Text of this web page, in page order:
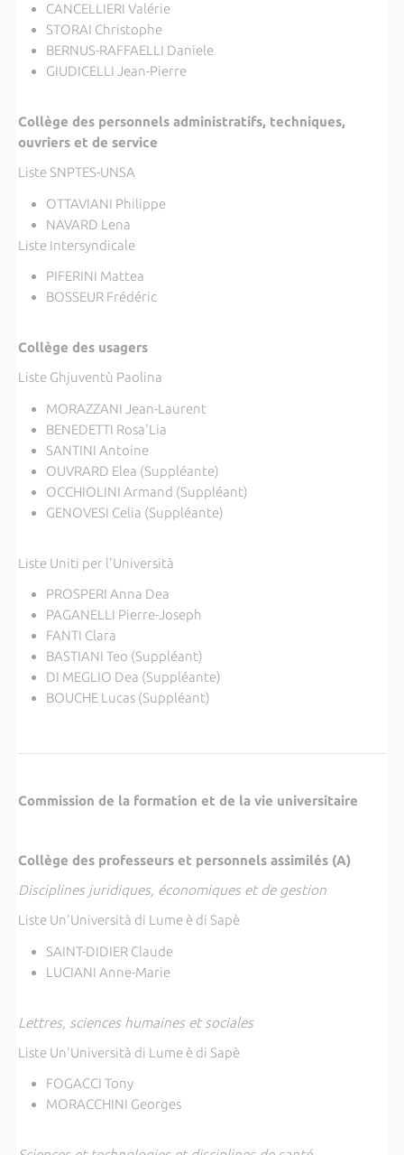
CANCELLIERI Valérie
STORAI Christophe
BERNUS-RAFFAELLI Daniele
GIUDICELLI Jean-Pierre
Collège des personnels administratifs, techniques,
ouvriers et de service
Liste SNPTES-UNSA
OTTAVIANI Philippe
NAVARD Lena
Liste Intersyndicale
PIFERINI Mattea
BOSSEUR Frédéric
Collège des usagers
Liste Ghjuventù Paolina
MORAZZANI Jean-Laurent
BENEDETTI Rosa'Lia
SANTINI Antoine
OUVRARD Elea (Suppléante)
OCCHIOLINI Armand (Suppléant)
GENOVESI Celia (Suppléante)
Liste Uniti per l'Università
PROSPERI Anna Dea
PAGANELLI Pierre-Joseph
FANTI Clara
BASTIANI Teo (Suppléant)
DI MEGLIO Dea (Suppléante)
BOUCHE Lucas (Suppléant)
Commission de la formation et de la vie universitaire
Collège des professeurs et personnels assimilés (A)
Disciplines juridiques, économiques et de gestion
Liste Un'Università di Lume è di Sapè
SAINT-DIDIER Claude
LUCIANI Anne-Marie
Lettres, sciences humaines et sociales
Liste Un'Università di Lume è di Sapè
FOGACCI Tony
MORACCHINI Georges